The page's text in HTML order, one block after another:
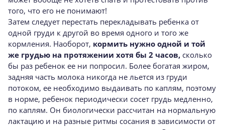
того, что его не понимают!
Затем следует перестать перекладывать ребенка от
одной груди к другой во время одного и того же
кормления. Наоборот, кормить нужно одной и той
же грудью на протяжении хотя бы 2 часов, сколько
бы раз ребенок ее ни попросил. Более богатая жиром,
задняя часть молока никогда не льется из груди
потоком, ее необходимо выдаивать по каплям, поэтому
в норме, ребенок периодически сосет грудь медленно,
по каплям. Он биологически рассчитан на нормальную
лактацию и на разные ритмы сосания в зависимости от